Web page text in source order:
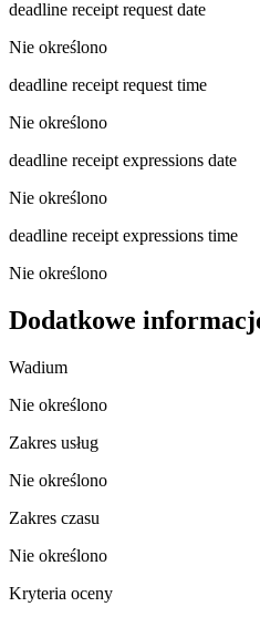
deadline receipt request date
Nie określono
deadline receipt request time
Nie określono
deadline receipt expressions date
Nie określono
deadline receipt expressions time
Nie określono
Dodatkowe
Wadium
Nie określono
Zakres usług
Nie określono
Zakres czasu
Nie określono
Kryteria oceny